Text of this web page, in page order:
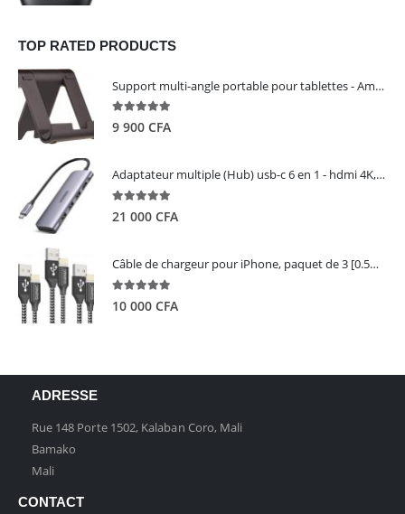
TOP RATED PRODUCTS
Support multi-angle portable pour tablettes - Amazon Basics
5.00out of 5
9 900 CFA
Adaptateur multiple (Hub) usb-c 6 en 1 - hdmi 4K, 3 ports USB 3.0 et lecteur de carte sd tf - UGREEN
5.00out of 5
21 000 CFA
Câble de chargeur pour iPhone, paquet de 3 [0.5M 1M 2M] - GIANAC
10 000 CFA
ADRESSE
Rue 148 Porte 1502, Kalaban Coro, Mali
Bamako
Mali
CONTACT